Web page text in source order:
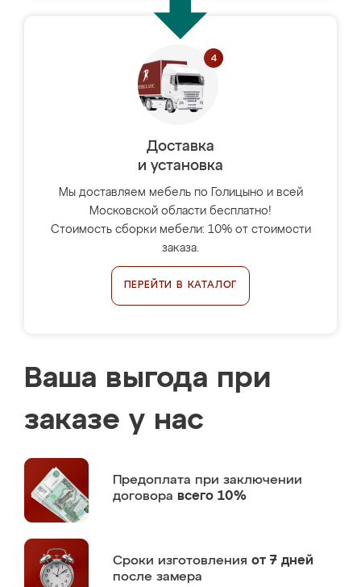
Доставка
и установка
Мы доставляем мебель по Голицыно и всей
Московской области бесплатно!
Стоимость сборки мебели: 10% от стоимости
заказа.
ПЕРЕЙТИ В КАТАЛОГ
Ваша выгода при
заказе у нас
Предоплата при заключении
договора всего 10%
Сроки изготовления от 7 дней
после замера